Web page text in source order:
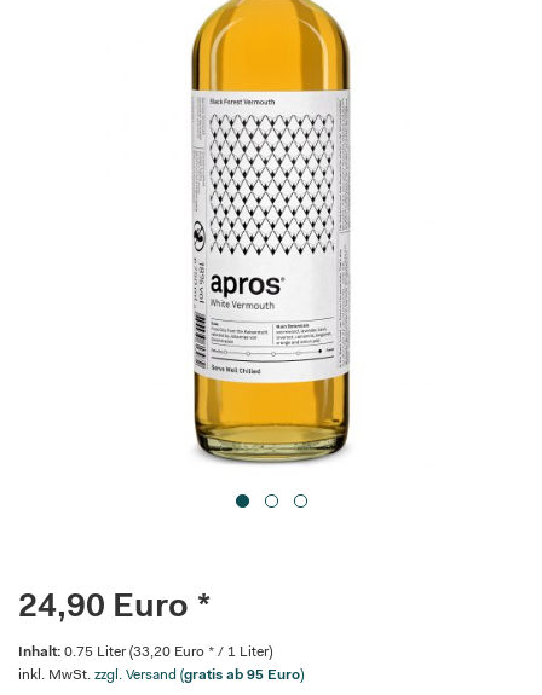
24,90 Euro *
Inhalt: 0.75 Liter (33,20 Euro * / 1 Liter)
inkl. MwSt. zzgl. Versand (gratis ab 95 Euro)